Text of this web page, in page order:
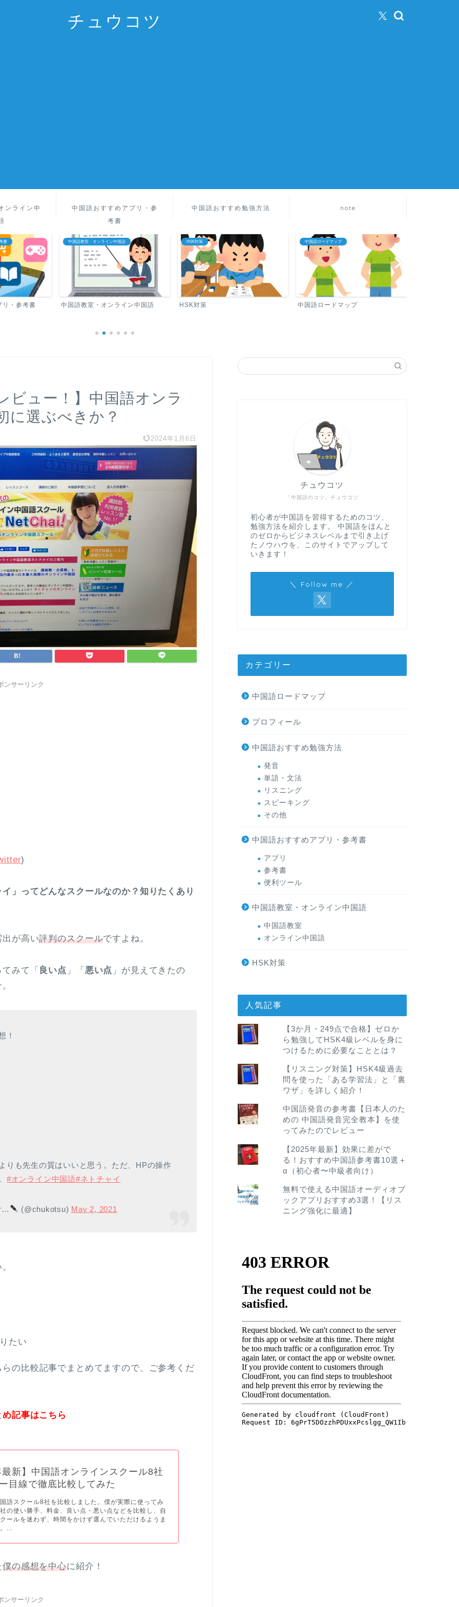
チュウコツ
ンライン中
中国語おすすめアプリ・参
考書
中国語おすすめ勉強方法 note
語
イン中国語
HSK対策
HSK対策
中国語ロードマップ
中国語ロードマップ
プロフィール
プロフィール
ビュー！】中国語オンラ
に選ぶべきか？
2024年1月6日
ンサーリンク
)
」ってどんなスクールなのか？知りたくあり
出が高い評判のスクールですよね。
みて「 良い点 」「 悪い点 」が見えてきたの
！
りも先生の質はいいと思う。ただ、HPの操作
#オンライン中国語#ネトチャイ
… (@chukotsu) May 2, 2021
たい
らの比較記事でまとめてますので、ご参考くだ
記事はこちら
新】中国語オンラインスクール8社
目線で徹底比較してみた
語スクール8社を比較しました。僕が実際に使ってみ
の使い勝手、料金、良い点・悪い点などを比較し、自
ールを迷わず、時間をかけず選んでいただけるようま
...
僕の感想を中心に紹介！
ンサーリンク
「中国語のコツ」チュウコツ
チュウコツ
初心者が中国語を習得するためのコツ、
勉強方法を紹介します。 中国語をほんと
のゼロからビジネスレベルまで引き上げ
たノウハウを、このサイトでアップして
いきます！
＼ Follow me ／
カテゴリー
中国語ロードマップ
プロフィール
中国語おすすめ勉強方法
発音
単語・文法
リスニング
スピーキング
その他
中国語おすすめアプリ・参考書
アプリ
参考書
便利ツール
中国語教室・オンライン中国語
中国語教室
オンライン中国語
HSK対策
人気記事
【3か月・249点で合格】ゼロか
ら勉強してHSK4級レベルを身に
つけるために必要なこととは？
【リスニング対策】HSK4級過去
問を使った「ある学習法」と「裏
ワザ」を詳しく紹介！
中国語発音の参考書【日本人のた
めの 中国語発音完全教本】を使
ってみたのでレビュー
【2025年最新】効果に差がで
る！おすすめ中国語参考書10選＋
α（初心者〜中級者向け）
無料で使える中国語オーディオブ
ックアプリおすすめ3選！【リス
ニング強化に最適】